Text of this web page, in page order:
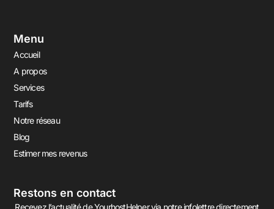
Menu
Accueil
A propos
Services
Tarifs
Notre réseau
Blog
Estimer mes revenus
Restons en contact
Recevez l’actualité de YourhostHelper via notre infolettre directement